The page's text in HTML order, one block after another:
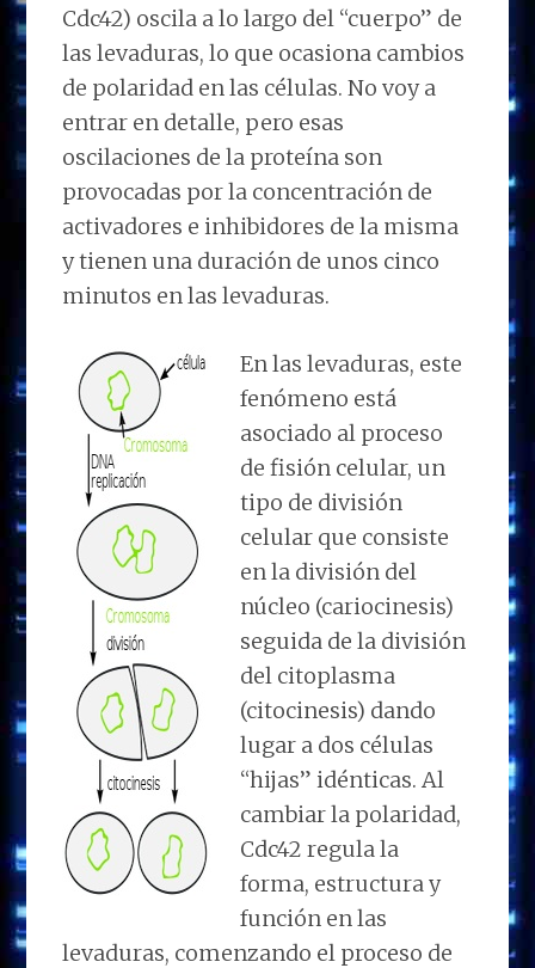
Cdc42) oscila a lo largo del “cuerpo” de
las levaduras, lo que ocasiona cambios
de polaridad en las células. No voy a
entrar en detalle, pero esas
oscilaciones de la proteína son
provocadas por la concentración de
activadores e inhibidores de la misma
y tienen una duración de unos cinco
minutos en las levaduras.
En las levaduras, este
fenómeno está
asociado al proceso
de fisión celular, un
tipo de división
celular que consiste
en la división del
núcleo (cariocinesis)
seguida de la división
del citoplasma
(citocinesis) dando
lugar a dos células
“hijas” idénticas. Al
cambiar la polaridad,
Cdc42 regula la
forma, estructura y
función en las
levaduras, comenzando el proceso de